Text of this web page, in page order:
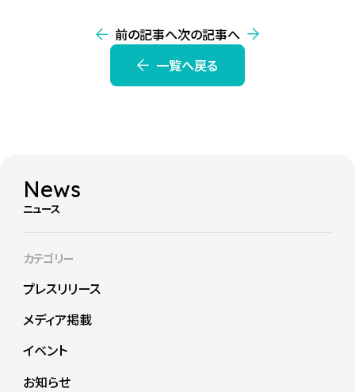
前の記事へ次の記事へ
一覧へ戻る
News
ニュース
カテゴリー
プレスリリース
メディア掲載
イベント
お知らせ